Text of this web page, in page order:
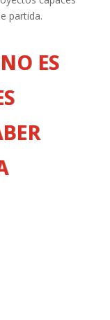
partida.
ES